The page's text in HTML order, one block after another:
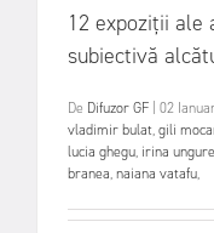
12 expoziții ale
subiectivă
De Difuzor GF 02
vladimir bulat,gili
lucia ghegu, irina
branea,naiana vatafu,